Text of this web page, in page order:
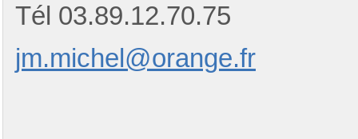
Tél 03.89.12.70.75
jm.michel@orange.fr